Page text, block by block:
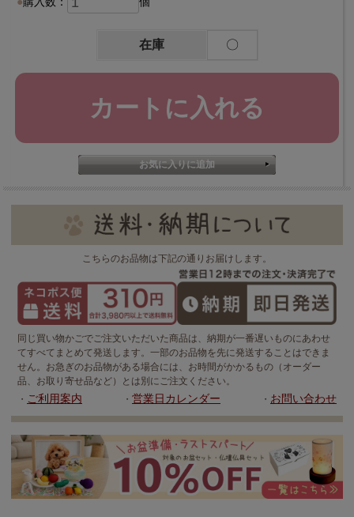
在庫 〇
こちらのお品物は下記の通りお届けします。
同じ買い物かごでご注文いただいた商品は、納期が一番遅いものにあわせ
てすべてまとめて発送します。一部のお品物を先に発送することはできま
せん。お急ぎのお品物がある場合には、お時間がかかるもの（オーダー
品、お取り寄せ品など）とは別にご注文ください。
・ ご利用案内 ・ 営業日カレンダー ・ お問い合わせ